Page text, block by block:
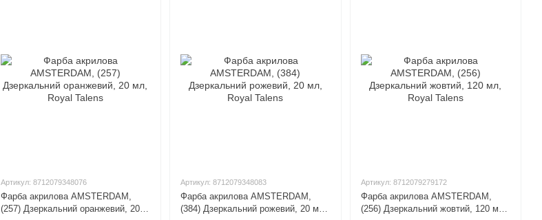
Артикул: 8712079348076
Фарба акрилова AMSTERDAM,
(257) Дзеркальний оранжевий, 20
Артикул: 8712079348083
Фарба акрилова AMSTERDAM,
(384) Дзеркальний рожевий, 20 мл,
Артикул: 8712079279172
Фарба акрилова AMSTERDAM,
(256) Дзеркальний жовтий, 120 мл,